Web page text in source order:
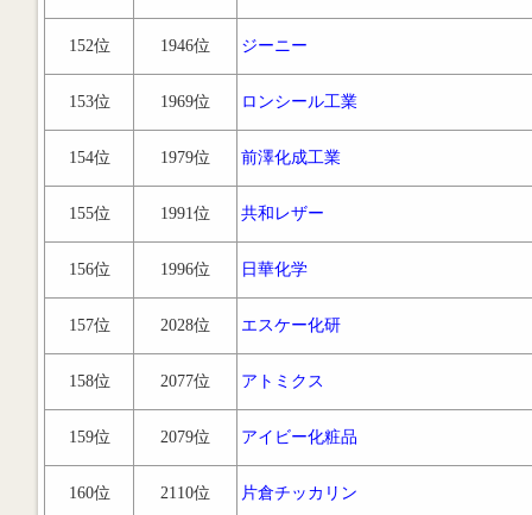
152位 1946位 ジーニー
153位 1969位 ロンシール工業
154位 1979位 前澤化成工業
155位 1991位 共和レザー
156位 1996位 日華化学
157位 2028位 エスケー化研
158位 2077位 アトミクス
159位 2079位 アイビー化粧品
160位 2110位 片倉チッカリン